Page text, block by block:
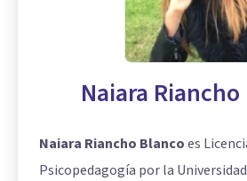
Naiara
Naiara Riancho Blancoes
Psicopedagogía por la